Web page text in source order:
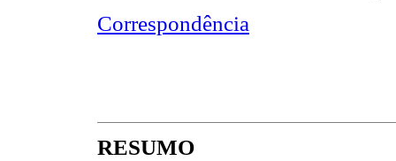
Correspondência
RESUMO